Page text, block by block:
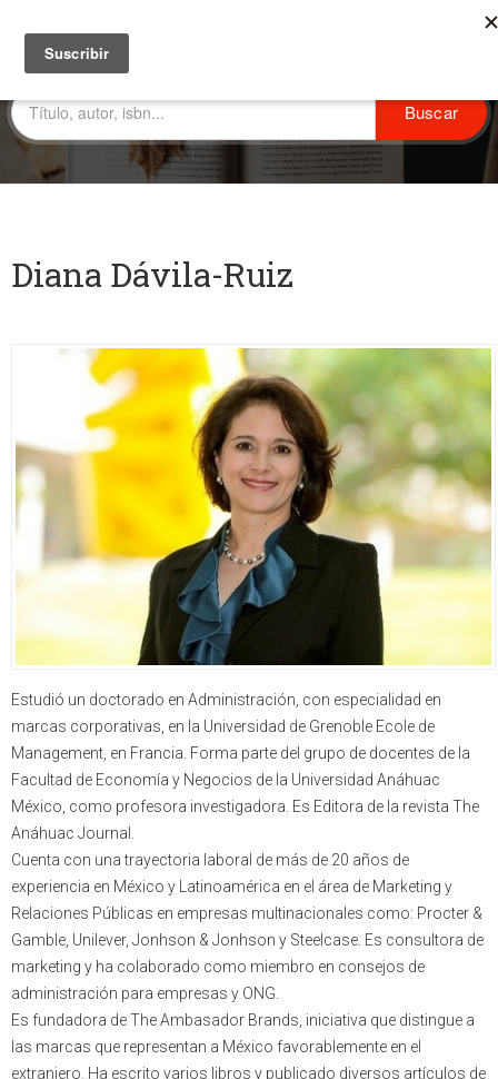
Diana Dávila-Ruiz
Estudió un doctorado en Administración, con especialidad en
marcas corporativas, en la Universidad de Grenoble Ecole de
Management, en Francia. Forma parte del grupo de docentes de la
Facultad de Economía y Negocios de la Universidad Anáhuac
México, como profesora investigadora. Es Editora de la revista The
Anáhuac Journal.
Cuenta con una trayectoria laboral de más de 20 años de
experiencia en México y Latinoamérica en el área de Marketing y
Relaciones Públicas en empresas multinacionales como: Procter &
Gamble, Unilever, Jonhson & Jonhson y Steelcase. Es consultora de
marketing y ha colaborado como miembro en consejos de
administración para empresas y ONG.
Es fundadora de The Ambasador Brands, iniciativa que distingue a
las marcas que representan a México favorablemente en el
extranjero. Ha escrito varios libros y publicado diversos artículos de